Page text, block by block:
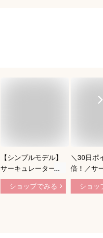
【シンプルモデル】
サーキュレーター 首
振り 静音 卓上 扇風
機 卓上扇風機 小型
ショップでみる
＼30日ポ
倍！／サ
ター アイ
マ 静音
ショッ